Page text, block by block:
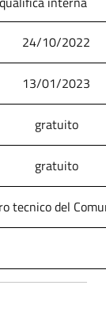
24/10/2022
13/01/2023
gratuito
gratuito
tecnico del